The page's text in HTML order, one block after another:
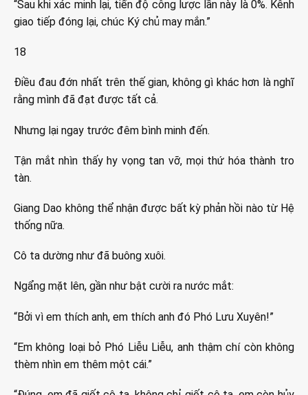
“Sau khi xác minh lại, tiến độ công lược lần này là 0%. Kênh
giao tiếp đóng lại, chúc Ký chủ may mắn.”
18
Điều đau đớn nhất trên thế gian, không gì khác hơn là nghĩ
rằng mình đã đạt được tất cả.
Nhưng lại ngay trước đêm bình minh đến.
Tận mắt nhìn thấy hy vọng tan vỡ, mọi thứ hóa thành tro
tàn.
Giang Dao không thể nhận được bất kỳ phản hồi nào từ Hệ
thống nữa.
Cô ta dường như đã buông xuôi.
Ngẩng mặt lên, gần như bật cười ra nước mắt:
“Bởi vì em thích anh, em thích anh đó Phó Lưu Xuyên!”
“Em không loại bỏ Phó Liễu Liễu, anh thậm chí còn không
thèm nhìn em thêm một cái.”